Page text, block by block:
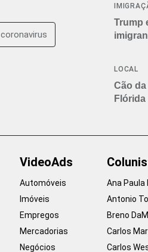
coronavirus
Trump
LOCAL
Cão
Flórida
VideoAds
Automóveis
Imóveis
Empregos
Mercadorias
Negócios
Ana Paula
Antonio
Breno
Carlos
Carlos